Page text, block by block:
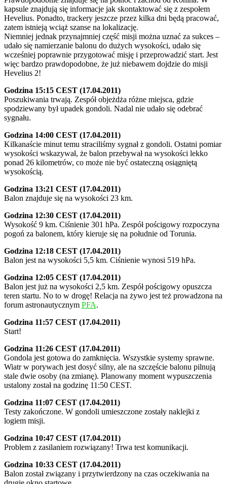
kapsule znajdują się informacje jak skontaktować się z zespołem
Hevelius. Ponadto, trackery jeszcze przez kilka dni będą pracować,
zatem istnieją wciąż szanse na lokalizację.
Niemniej jednak przynajmniej część misji można uznać za sukces –
udało się namierzanie balonu do dużych wysokości, udało się
wcześniej poprawnie przygotować misję i przeprowadzić start. Jest
więc bardzo prawdopodobne, że już niebawem dojdzie do misji
Hevelius 2!
Godzina 15:15 CEST (17.04.2011)
Poszukiwania trwają. Zespół objeżdża różne miejsca, gdzie
spodziewany był upadek gondoli. Nadal nie udało się odebrać
sygnału.
Godzina 14:00 CEST (17.04.2011)
Kilkanaście minut temu straciliśmy sygnał z gondoli. Ostatni pomiar
wysokości wskazywał, że balon przebywał na wysokości lekko
ponad 26 kilometrów, co może nie być ostateczną osiągniętą
wysokością.
Godzina 13:21 CEST (17.04.2011)
Balon znajduje się na wysokości 23 km.
Godzina 12:30 CEST (17.04.2011)
Wysokość 9 km. Ciśnienie 301 hPa. Zespół pościgowy rozpoczyna
pogoń za balonem, który kieruje się na południe od Torunia.
Godzina 12:18 CEST (17.04.2011)
Balon jest na wysokości 5,5 km. Ciśnienie wynosi 519 hPa.
Godzina 12:05 CEST (17.04.2011)
Balon jest już na wysokości 2,5 km. Zespół pościgowy opuszcza
teren startu. No to w drogę! Relacja na żywo jest też prowadzona na
forum astronautycznym PFA.
Godzina 11:57 CEST (17.04.2011)
Start!
Godzina 11:26 CEST (17.04.2011)
Gondola jest gotowa do zamknięcia. Wszystkie systemy sprawne.
Wiatr w porywach jest dosyć silny, ale na szczęście balonu pilnują
stale dwie osoby (na zmianę). Planowany moment wypuszczenia
ustalony został na godzinę 11:50 CEST.
Godzina 11:07 CEST (17.04.2011)
Testy zakończone. W gondoli umieszczone zostały naklejki z
logiem misji.
Godzina 10:47 CEST (17.04.2011)
Problem z zasilaniem rozwiązany! Trwa test komunikacji.
Godzina 10:33 CEST (17.04.2011)
Balon został związany i przytwierdzony na czas oczekiwania na